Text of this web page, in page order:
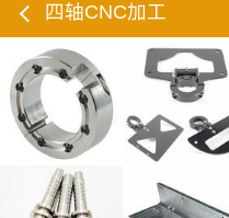
四轴CNC加工